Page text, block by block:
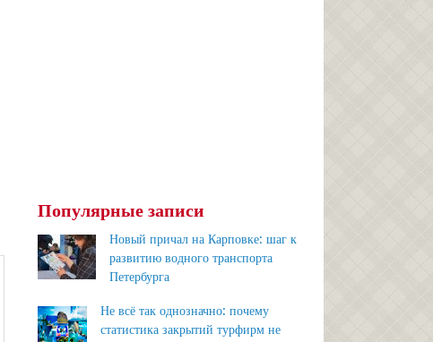
Популярные записи
Новый причал на Карповке: шаг к
развитию водного транспорта
Петербурга
Не всё так однозначно: почему
статистика закрытий турфирм не